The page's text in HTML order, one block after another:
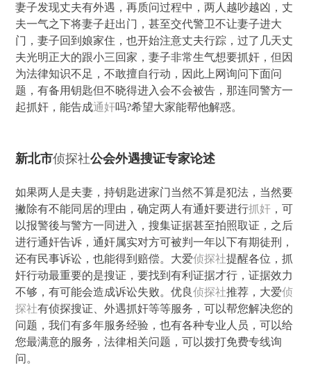
妻子发现丈夫有外遇，再质问过程中，两人越吵越凶，丈
夫一气之下将妻子赶出门，甚至交代警卫不让妻子进大
门，妻子回到娘家住，也开始注意丈夫行踪，过了几天丈
夫光明正大的跟小三回家，妻子非常生气想要抓奸，但因
为法律知识不足，不敢擅自行动，因此上网询问下面问
题，有备用钥匙但不晓得进入会不会被告，那连同警方一
起抓奸，能告成通奸吗?希望大家能帮他解惑。
新北市侦探社公会外遇搜证专家论述
如果两人是夫妻，持钥匙进家门当然不算是犯法，当然要
撇除有不能同居的理由，确定两人有通奸要进行抓奸 ，可
以报警後与警方一同进入，搜集证据甚至拍照取证，之后
进行通奸告诉，通奸属实对方可被判一年以下有期徒刑，
还有民事诉讼，也能得到赔偿。大爱侦探社提醒各位，抓
奸行动最重要的是搜证，要找到有利证据才行，证据效力
不够，有可能会造成诉讼失败。优良侦探社推荐，大爱侦
探社有侦探搜证、外遇抓奸等等服务，可以帮您解决您的
问题，我们有多年服务经验，也有各种专业人员，可以给
您最满意的服务，法律相关问题，可以拨打免费专线询
问。